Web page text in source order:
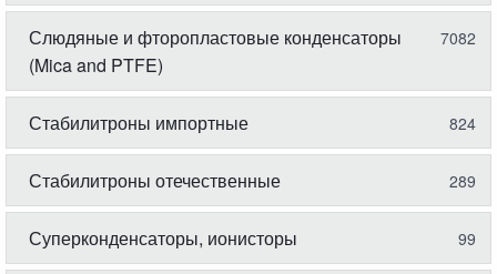
Слюдяные и фторопластовые конденсаторы
(Mica and PTFE)
7082
Стабилитроны импортные 824
Стабилитроны отечественные 289
Суперконденсаторы, ионисторы 99